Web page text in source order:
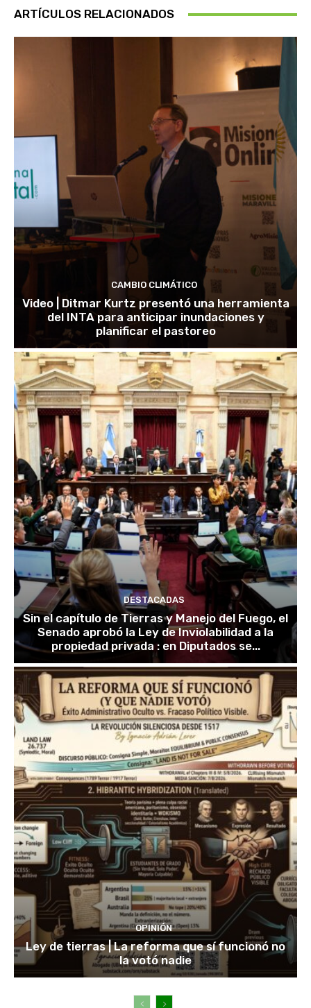
ARTÍCULOS RELACIONADOS
CAMBIO CLIMÁTICO
Video | Ditmar Kurtz presentó una herramienta
del INTA para anticipar inundaciones y
planificar el pastoreo
DESTACADAS
Sin el capítulo de Tierras y Manejo del Fuego, el
Senado aprobó la Ley de Inviolabilidad a la
propiedad privada : en Diputados se...
OPINIÓN
Ley de tierras | La reforma que sí funcionó no
la votó nadie